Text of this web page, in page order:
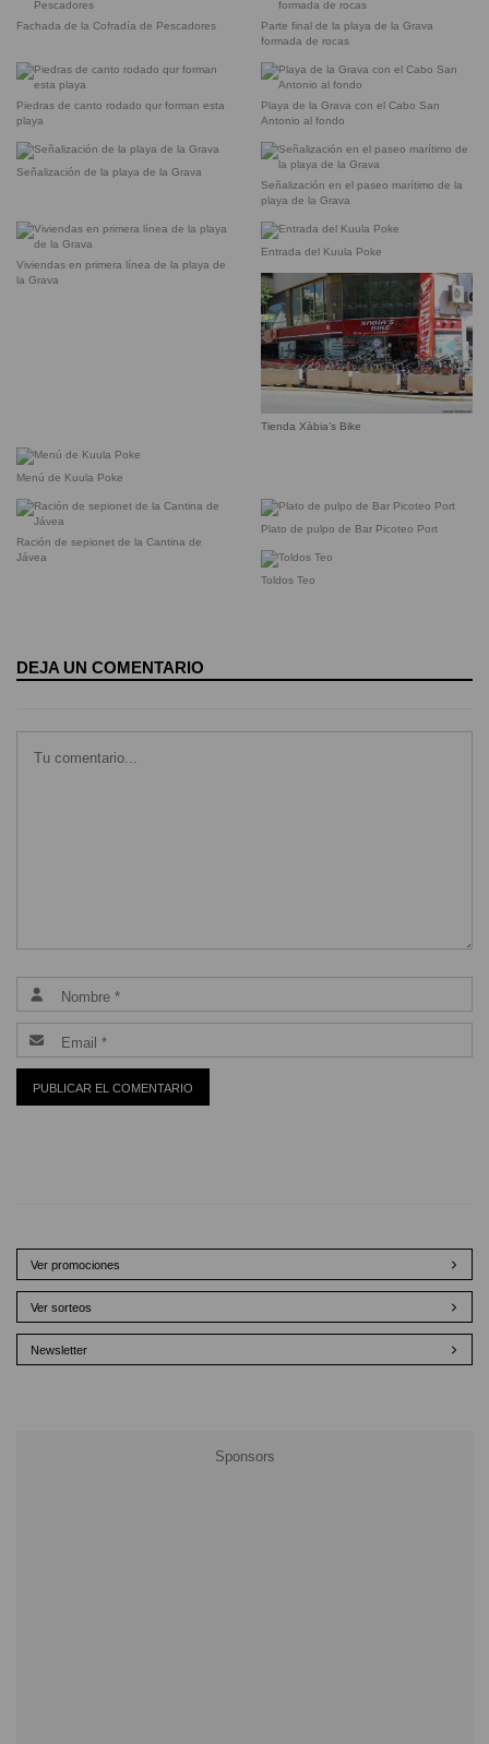
Fachada de la Cofradía de Pescadores
Parte final de la playa de la Grava
formada de rocas
Piedras de canto rodado qur forman esta
playa
Playa de la Grava con el Cabo San
Antonio al fondo
Señalización de la playa de la Grava
Señalización en el paseo marítimo de la
playa de la Grava
Viviendas en primera línea de la playa de
la Grava
Entrada del Kuula Poke
Tienda Xàbia’s Bike
Menú de Kuula Poke
Ración de sepionet de la Cantina de
Jávea
Plato de pulpo de Bar Picoteo Port
Toldos Teo
DEJA UN COMENTARIO
Ver promociones
Ver sorteos
Newsletter